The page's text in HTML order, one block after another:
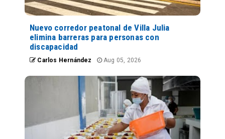
Nuevo corredor peatonal de Villa Julia
elimina barreras para personas con
discapacidad
Carlos Hernández Aug 05, 2026